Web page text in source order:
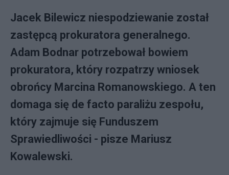
Jacek Bilewicz niespodziewanie został
zastępcą prokuratora generalnego.
Adam Bodnar potrzebował bowiem
prokuratora, który rozpatrzy wniosek
obrońcy Marcina Romanowskiego. A ten
domaga się de facto paraliżu zespołu,
który zajmuje się Funduszem
Sprawiedliwości - pisze Mariusz
Kowalewski.